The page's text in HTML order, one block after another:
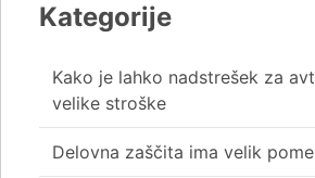
Kategorije
Kako je lahko nadstrešek za
velike stroške
Delovna zaščita ima velik